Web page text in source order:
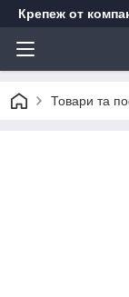
Крепеж от
Товари та